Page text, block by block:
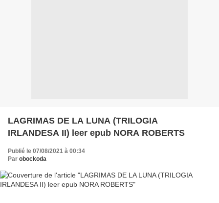
LAGRIMAS DE LA LUNA (TRILOGIA
IRLANDESA II) leer epub NORA ROBERTS
Publié le 07/08/2021 à 00:34
Par obockoda